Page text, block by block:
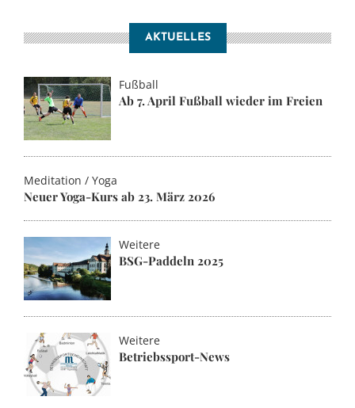
AKTUELLES
Fußball
Ab 7. April Fußball wieder im Freien
Meditation / Yoga
Neuer Yoga-Kurs ab 23. März 2026
Weitere
BSG-Paddeln 2025
Weitere
Betriebssport-News